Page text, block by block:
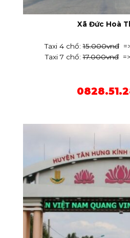
Xã Đức Hoà
Taxi 4 chổ:15.000vnđ=>
Taxi 7 chổ:17.000vnđ=>